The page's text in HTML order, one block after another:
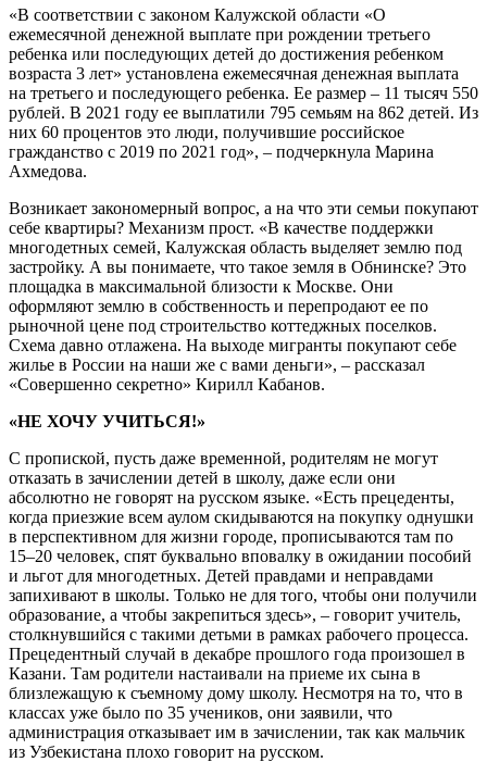
«В соответствии с законом Калужской области «О
ежемесячной денежной выплате при рождении третьего
ребенка или последующих детей до достижения ребенком
возраста 3 лет» установлена ежемесячная денежная выплата
на третьего и последующего ребенка. Ее размер – 11 тысяч 550
рублей. В 2021 году ее выплатили 795 семьям на 862 детей. Из
них 60 процентов это люди, получившие российское
гражданство с 2019 по 2021 год», – подчеркнула Марина
Ахмедова.
Возникает закономерный вопрос, а на что эти семьи покупают
себе квартиры? Механизм прост. «В качестве поддержки
многодетных семей, Калужская область выделяет землю под
застройку. А вы понимаете, что такое земля в Обнинске? Это
площадка в максимальной близости к Москве. Они
оформляют землю в собственность и перепродают ее по
рыночной цене под строительство коттеджных поселков.
Схема давно отлажена. На выходе мигранты покупают себе
жилье в России на наши же с вами деньги», – рассказал
«Совершенно секретно» Кирилл Кабанов.
«НЕ ХОЧУ УЧИТЬСЯ!»
С пропиской, пусть даже временной, родителям не могут
отказать в зачислении детей в школу, даже если они
абсолютно не говорят на русском языке. «Есть прецеденты,
когда приезжие всем аулом скидываются на покупку однушки
в перспективном для жизни городе, прописываются там по
15–20 человек, спят буквально вповалку в ожидании пособий
и льгот для многодетных. Детей правдами и неправдами
запихивают в школы. Только не для того, чтобы они получили
образование, а чтобы закрепиться здесь», – говорит учитель,
столкнувшийся с такими детьми в рамках рабочего процесса.
Прецедентный случай в декабре прошлого года произошел в
Казани. Там родители настаивали на приеме их сына в
близлежащую к съемному дому школу. Несмотря на то, что в
классах уже было по 35 учеников, они заявили, что
администрация отказывает им в зачислении, так как мальчик
из Узбекистана плохо говорит на русском.